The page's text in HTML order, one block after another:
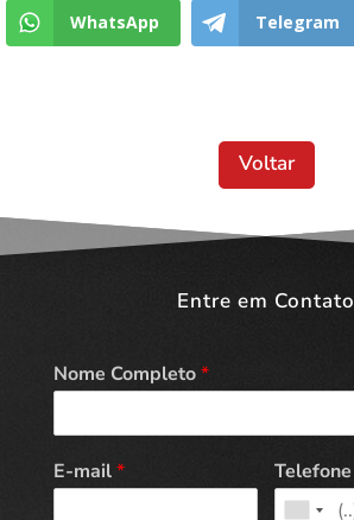
WhatsApp Telegram
Voltar
Entre em Contato
Nome Completo*
E-mail* Telefone